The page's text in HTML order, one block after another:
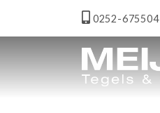
0252-675504